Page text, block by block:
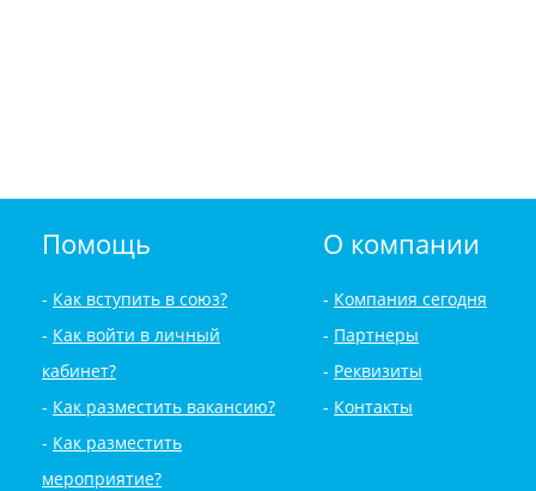
Помощь
Как вступить в союз?
Как войти в личный
кабинет?
Как разместить вакансию?
Как разместить
мероприятие?
О компании
Компания сегодня
Партнеры
Реквизиты
Контакты